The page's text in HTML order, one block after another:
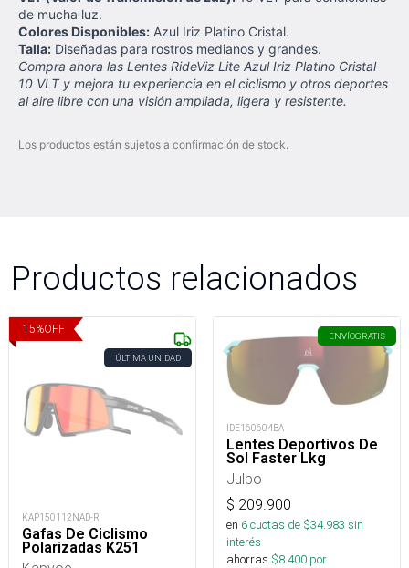
de mucha luz.
Colores Disponibles: Azul Iriz Platino Cristal.
Talla: Diseñadas para rostros medianos y grandes.
Compra ahora las Lentes RideViz Lite Azul Iriz Platino Cristal
10 VLT y mejora tu experiencia en el ciclismo y otros deportes
al aire libre con una visión ampliada, ligera y resistente.
Los productos están sujetos a confirmación de stock.
Productos relacionados
15%OFF
ÚLTIMA UNIDAD
KAP150112NAD-R
Gafas De Ciclismo
Polarizadas K251
ENVÍOGRATIS
IDE160604BA
Lentes Deportivos De
Sol Faster Lkg
Julbo
$ 209.900
en 6cuotas de $34.983 sin
interés
ahorras $8.400 por